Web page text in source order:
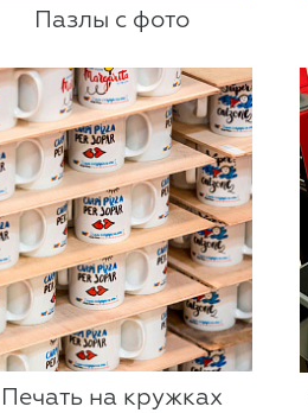
Пазлы с фото
Печать на кружках